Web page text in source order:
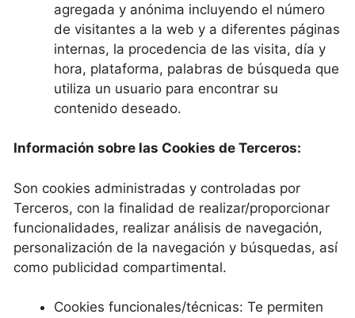
agregada y anónima incluyendo el número
de visitantes a la web y a diferentes páginas
internas, la procedencia de las visita, día y
hora, plataforma, palabras de búsqueda que
utiliza un usuario para encontrar su
contenido deseado.
Información sobre las Cookies de Terceros:
Son cookies administradas y controladas por
Terceros, con la finalidad de realizar/proporcionar
funcionalidades, realizar análisis de navegación,
personalización de la navegación y búsquedas, así
como publicidad compartimental.
Cookies funcionales/técnicas: Te permiten